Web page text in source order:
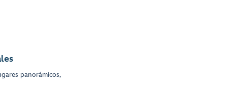
panorámicos,